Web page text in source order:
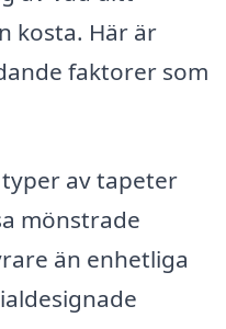
kosta. Här är
faktorer som
typer av tapeter
mönstrade
än enhetliga